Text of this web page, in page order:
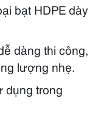
bạt HDPE dày
dàng thi công,
lượng nhẹ.
trong